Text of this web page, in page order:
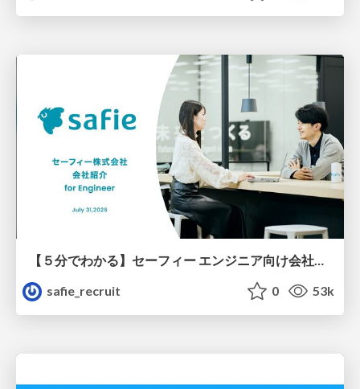
【５分でわかる】セーフィー エンジニア向け会社紹介
safie_recruit
0 53k